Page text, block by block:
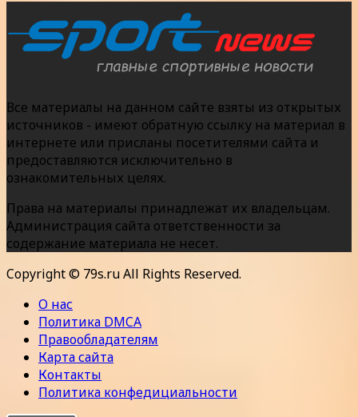
Все материалы на данном сайте взяты из открытых
источников - имеют обратную ссылку на материал в
интернете или присланы посетителями сайта и
предоставляются исключительно в
ознакомительных целях.
Права на материалы принадлежат их владельцам.
Администрация сайта ответственности за
содержание материала не несет.
Copyright © 79s.ru All Rights Reserved.
О нас
Политика DMCA
Правообладателям
Карта сайта
Контакты
Политика конфедициальности